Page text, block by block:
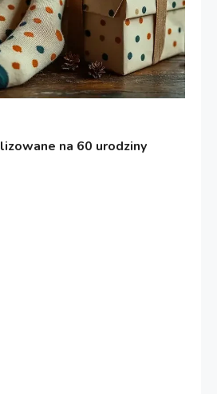
na 60 urodziny